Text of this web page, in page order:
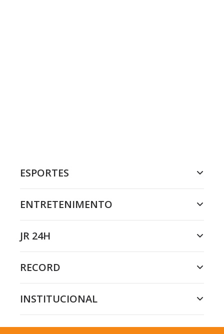
ESPORTES
ENTRETENIMENTO
JR 24H
RECORD
INSTITUCIONAL